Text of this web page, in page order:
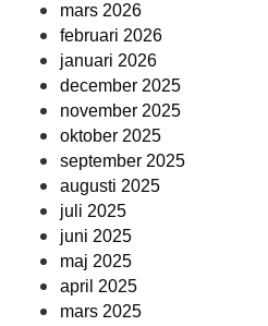
mars 2026
februari 2026
januari 2026
december 2025
november 2025
oktober 2025
september 2025
augusti 2025
juli 2025
juni 2025
maj 2025
april 2025
mars 2025